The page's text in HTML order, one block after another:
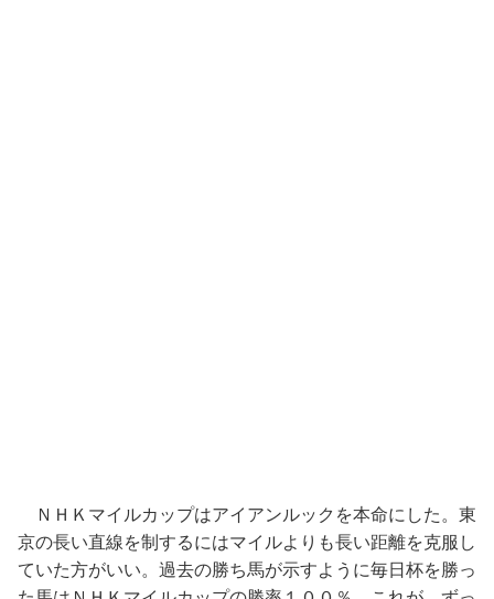
ＮＨＫマイルカップはアイアンルックを本命にした。東
京の長い直線を制するにはマイルよりも長い距離を克服し
ていた方がいい。過去の勝ち馬が示すように毎日杯を勝っ